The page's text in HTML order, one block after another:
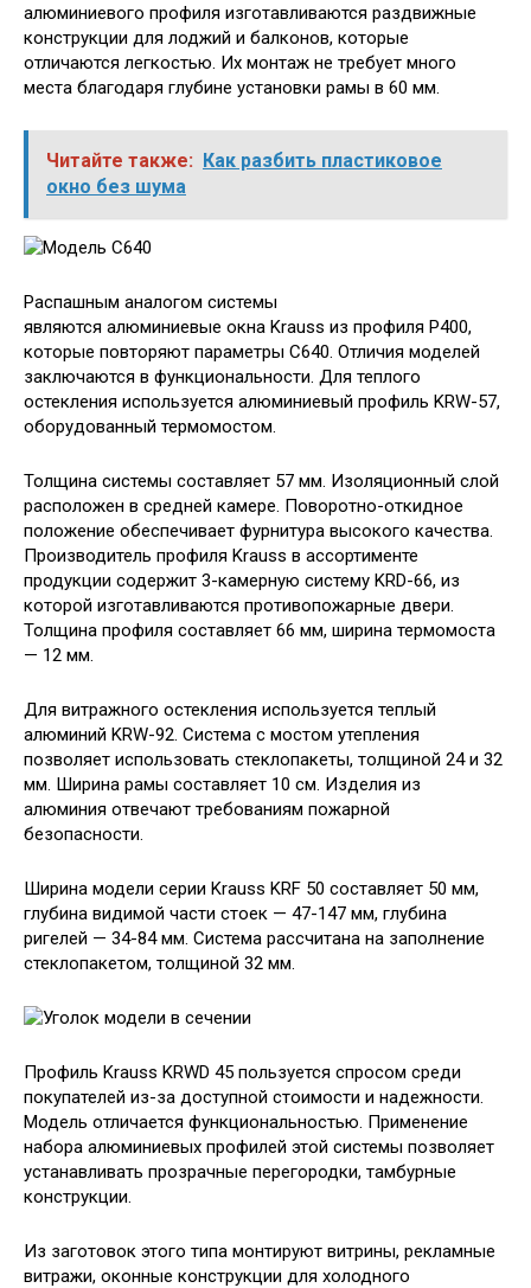
алюминиевого профиля изготавливаются раздвижные
конструкции для лоджий и балконов, которые
отличаются легкостью. Их монтаж не требует много
места благодаря глубине установки рамы в 60 мм.
Читайте также: Как разбить пластиковое
окно без шума
Распашным аналогом системы
являются алюминиевые окна Krauss из профиля Р400,
которые повторяют параметры С640. Отличия моделей
заключаются в функциональности. Для теплого
остекления используется алюминиевый профиль KRW-57,
оборудованный термомостом.
Толщина системы составляет 57 мм. Изоляционный слой
расположен в средней камере. Поворотно-откидное
положение обеспечивает фурнитура высокого качества.
Производитель профиля Krauss в ассортименте
продукции содержит 3-камерную систему KRD-66, из
которой изготавливаются противопожарные двери.
Толщина профиля составляет 66 мм, ширина термомоста
— 12 мм.
Для витражного остекления используется теплый
алюминий KRW-92. Система с мостом утепления
позволяет использовать стеклопакеты, толщиной 24 и 32
мм. Ширина рамы составляет 10 см. Изделия из
алюминия отвечают требованиям пожарной
безопасности.
Ширина модели серии Krauss KRF 50 составляет 50 мм,
глубина видимой части стоек — 47-147 мм, глубина
ригелей — 34-84 мм. Система рассчитана на заполнение
стеклопакетом, толщиной 32 мм.
Профиль Krauss KRWD 45 пользуется спросом среди
покупателей из-за доступной стоимости и надежности.
Модель отличается функциональностью. Применение
набора алюминиевых профилей этой системы позволяет
устанавливать прозрачные перегородки, тамбурные
конструкции.
Из заготовок этого типа монтируют витрины, рекламные
витражи, оконные конструкции для холодного